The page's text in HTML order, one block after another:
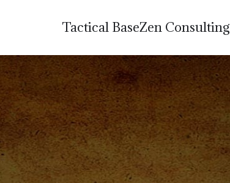
Tactical BaseZen Consulting